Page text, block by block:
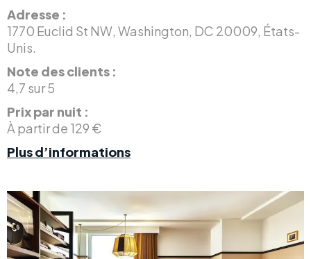
Adresse :
1770 Euclid St NW, Washington, DC 20009, États-
Unis.
Note des clients :
4,7 sur 5
Prix par nuit :
À partir de 129 €
Plus d’informations